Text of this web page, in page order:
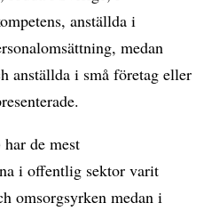
anställda i
medan
anställda i små företag eller
de mest
i offentlig sektor varit
omsorgsyrken medan i